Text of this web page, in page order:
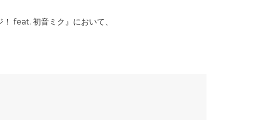
feat. 初音ミク』において、